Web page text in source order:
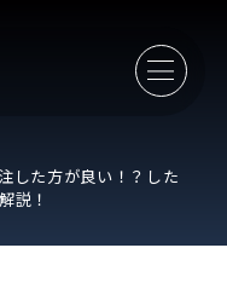
した方が良い！？した
説！